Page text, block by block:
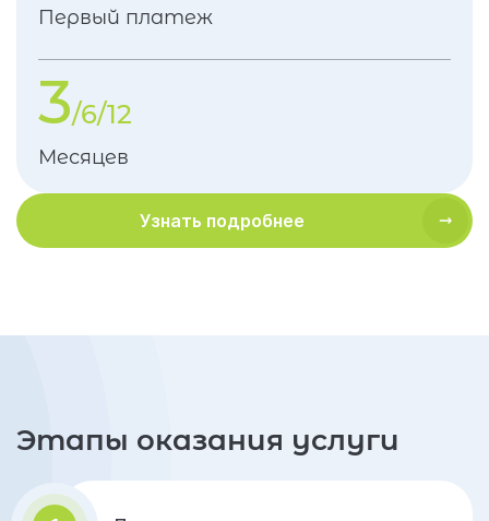
Первый платеж
3/6/12
Месяцев
Узнать подробнее
Этапы оказания услуги